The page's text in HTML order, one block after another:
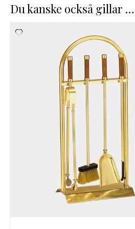
Du kanske också gillar …